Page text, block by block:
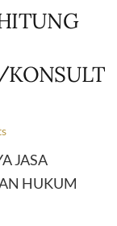
KONSULT
JASA
HUKUM